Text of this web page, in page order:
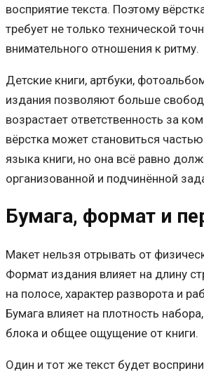
восприятие текста. Поэтому
требует не только технической
внимательного отношения к ритму.
Детские книги, артбуки,
издания позволяют больше
возрастает ответственность за
вёрстка может становиться
языка книги, но она всё равно
организованной и подчинённой
Бумага, формат и
Макет нельзя отрывать от
Формат издания влияет на длину
на полосе, характер разворота и
Бумага влияет на плотность
блока и общее ощущение от книги.
Один и тот же текст будет